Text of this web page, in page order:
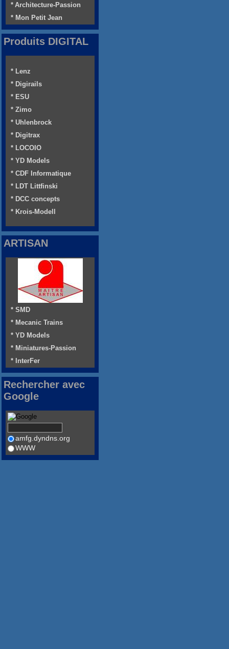
* Architecture-Passion
* Mon Petit Jean
Produits DIGITAL
* Lenz
* Digirails
* ESU
* Zimo
* Uhlenbrock
* Digitrax
* LOCOIO
* YD Models
* CDF Informatique
* LDT Littfinski
* DCC concepts
* Krois-Modell
ARTISAN
* SMD
* Mecanic Trains
* YD Models
* Miniatures-Passion
* InterFer
Rechercher avec
Google
amfg.dyndns.org
WWW